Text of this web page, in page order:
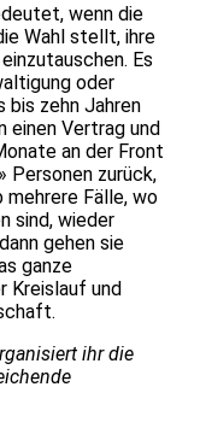
wenn die
Wahl stellt, ihre
Es
oder
bis zehn Jahren
einen Vertrag und
an der Front
Personen zurück,
Fälle, wo
sind, wieder
gehen sie
ganze
Kreislauf und
ihr die